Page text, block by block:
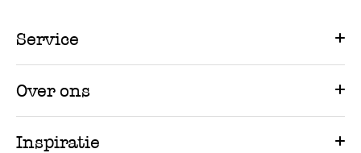
Service
Over ons
Inspiratie